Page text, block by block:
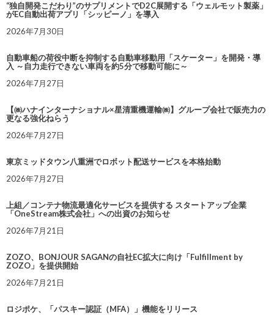
“独自開発こだわり”のサプリメントでD2C展開する「ウェルモット製薬」
がEC自動出荷アプリ「シッピーノ」を導入
2026年7月30日
自動車船の荷役中断を抑制する自動車移動用「スケーター」を開発・導
入 ～自力走行できない車両を約5分で移動可能に～
2026年7月27日
【㈱ハナインターナショナル×星清重機運輸㈱】グループ会社で販売力の
更なる強化ねらう
2026年7月27日
東京ミッドタウン八重洲でロボット配送サービスを本格始動
2026年7月27日
上組／コンテナ物流最適化サービスを提供する スタートアップ企業
「OneStream株式会社」への出資のお知らせ
2026年7月21日
ZOZO、BONJOUR SAGANの自社EC拡大に向け「Fulfillment by
ZOZO」を提供開始
2026年7月21日
ロジポケ、「パスキー認証（MFA）」機能をリリース